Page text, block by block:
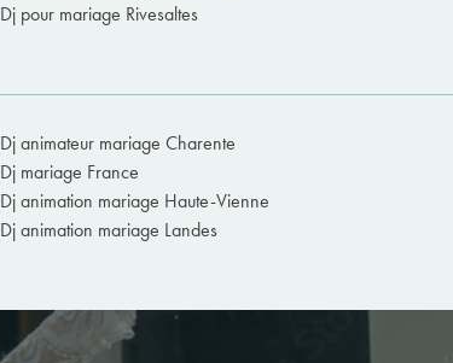
Dj pour mariage Rivesaltes
Dj animateur mariage Charente
Dj mariage France
Dj animation mariage Haute-Vienne
Dj animation mariage Landes